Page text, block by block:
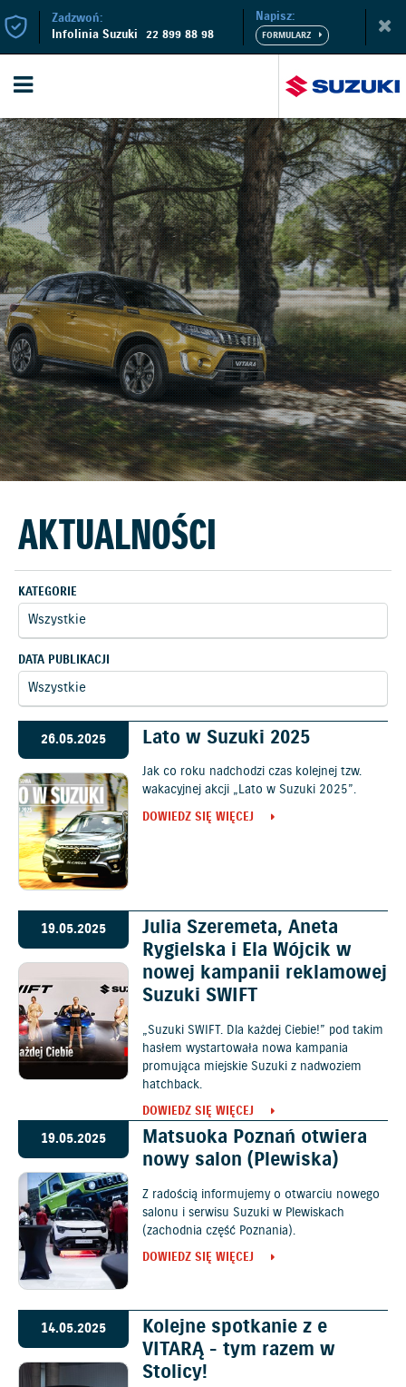
Zadzwoń:
Infolinia Suzuki 22 899 88 98
Napisz:
AKTUALNOŚCI
KATEGORIE
DATA PUBLIKACJI
26.05.2025 Lato w Suzuki 2025
Jak co roku nadchodzi czas kolejnej tzw.
wakacyjnej akcji „Lato w Suzuki 2025”.
DOWIEDZ SIĘ WIĘCEJ
19.05.2025
Julia Szeremeta, Aneta
Rygielska i Ela Wójcik w
nowej kampanii reklamowej
Suzuki SWIFT
„Suzuki SWIFT. Dla każdej Ciebie!” pod takim
hasłem wystartowała nowa kampania
promująca miejskie Suzuki z nadwoziem
hatchback.
DOWIEDZ SIĘ WIĘCEJ
19.05.2025
Matsuoka Poznań otwiera
nowy salon (Plewiska)
Z radością informujemy o otwarciu nowego
salonu i serwisu Suzuki w Plewiskach
(zachodnia część Poznania).
DOWIEDZ SIĘ WIĘCEJ
14.05.2025
Kolejne spotkanie z e
VITARĄ - tym razem w
Stolicy!